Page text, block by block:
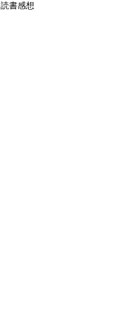
読書感想